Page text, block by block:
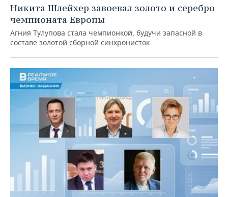
Никита Шлейхер завоевал золото и серебро
чемпионата Европы
Агния Тулупова стала чемпионкой, будучи запасной в
составе золотой сборной синхронисток